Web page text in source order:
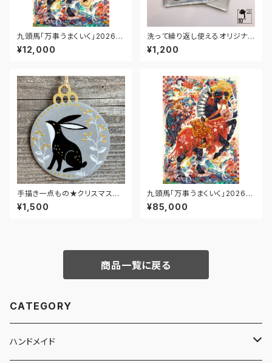
九頭馬「万事うまくいく」2026｜
エディション・プリント【A4シート
のみ】
¥12,000
洗って繰り返し使えるオリジナル
マスク だるま【2枚セット】
¥1,200
手描き一点もの★クリスマスオ
ーナメント★うさぎ・グレー
¥1,500
九頭馬「万事うまくいく」2026｜
エディション・プリント【B2シート
のみ】
¥85,000
商品一覧に戻る
CATEGORY
ハンドメイド